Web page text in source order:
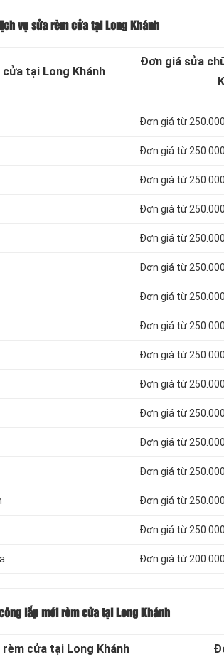
vụ sửa rèm cửa tại Long Khánh
tại Long Khánh
Đơn giá sửa
Đơn giá từ
Đơn giá từ
Đơn giá từ
Đơn giá từ
Đơn giá từ
Đơn giá từ
Đơn giá từ
Đơn giá từ
Đơn giá từ
Đơn giá từ
Đơn giá từ
Đơn giá từ
Đơn giá từ
Đơn giá từ
Đơn giá từ
Đơn giá từ
lắp mới rèm cửa tại Long Khánh
cửa tại Long Khánh